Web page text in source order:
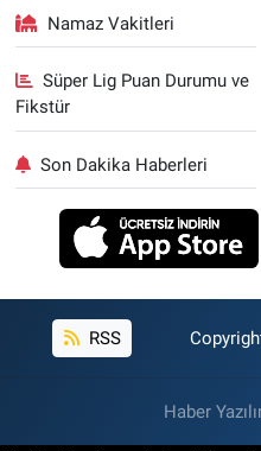
Namaz Vakitleri
Süper Lig Puan Durumu ve
Fikstür
Son Dakika Haberleri
RSS
Haber